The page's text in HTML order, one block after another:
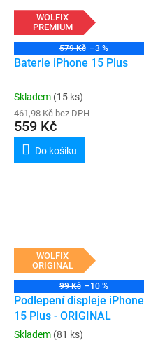
WOLFIX
PREMIUM
579 Kč –3 %
Baterie iPhone 15 Plus
Skladem (15 ks)
461,98 Kč bez DPH
559 Kč
Do košíku
WOLFIX
ORIGINAL
99 Kč –10 %
Podlepení displeje iPhone
15 Plus - ORIGINAL
Skladem (81 ks)